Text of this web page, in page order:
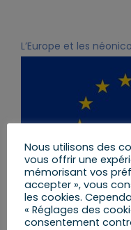
L’Europe et les
institutions
aux problématiques
Nous utilisons des
vous offrir une
mémorisant vos
accepter », vous
les cookies.
« Réglages des
consentement